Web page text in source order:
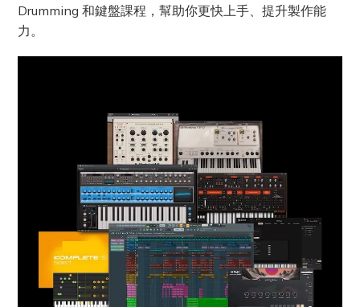
Drumming 和鍵盤課程，幫助你更快上手、提升製作能
力。